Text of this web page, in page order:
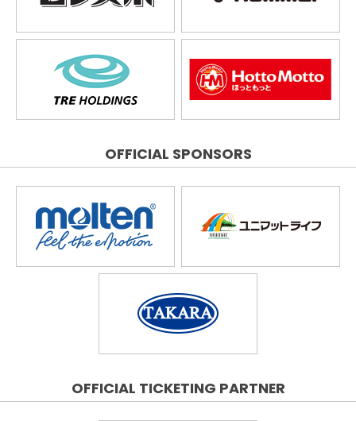
OFFICIAL SPONSORS
OFFICIAL TICKETING PARTNER